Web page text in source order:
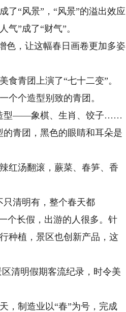
“风景”，“风景”的溢出效应
气”成了“财气”。
，让这幅春日画卷更加多姿
青团上演了“七十二变”。
个造型别致的青团。
型——象棋、生肖、饺子……
青团，黑色的眼睛和耳朵是
红汤翻滚，蕨菜、春笋、香
清明有，整个春天都
个长假，出游的人很多。针
种植，景区也创新产品，这
清明假期客流纪录，时令美
制造业以“春”为号，完成